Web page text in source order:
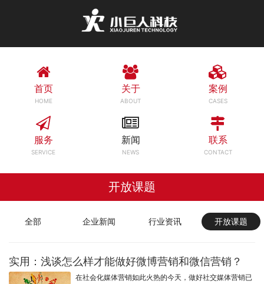
首页
HOME
关于
ABOUT
案例
CASES
服务
SERVICE
新闻
NEWS
联系
CONTACT
开放课题
全部 企业新闻 行业资讯 开放课题
实用：浅谈怎么样才能做好微博营销和微信营销？
在社会化媒体营销如此火热的今天，做好社交媒体营销已